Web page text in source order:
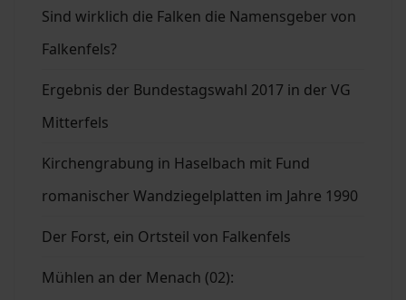
Sind wirklich die Falken die Namensgeber von
Falkenfels?
Ergebnis der Bundestagswahl 2017 in der VG
Mitterfels
Kirchengrabung in Haselbach mit Fund
romanischer Wandziegelplatten im Jahre 1990
Der Forst, ein Ortsteil von Falkenfels
Mühlen an der Menach (02):